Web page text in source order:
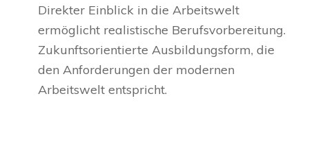
Direkter Einblick in die Arbeitswelt
ermöglicht realistische Berufsvorbereitung.
Zukunftsorientierte Ausbildungsform, die
den Anforderungen der modernen
Arbeitswelt entspricht.